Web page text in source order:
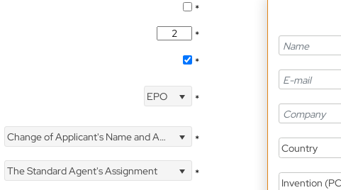
*
*
*
EPO *
Change of Applicant's Name and Address *
The Standard Agent's Assignment
*
Country
Invention